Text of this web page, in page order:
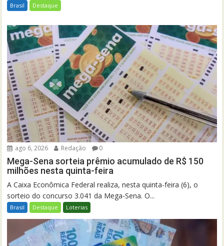
Brasil Destaque
ago 6, 2026 Redação 0
Mega-Sena sorteia prêmio acumulado de R$ 150
milhões nesta quinta-feira
A Caixa Econômica Federal realiza, nesta quinta-feira (6), o
sorteio do concurso 3.041 da Mega-Sena. O...
Brasil Destaque Loterias